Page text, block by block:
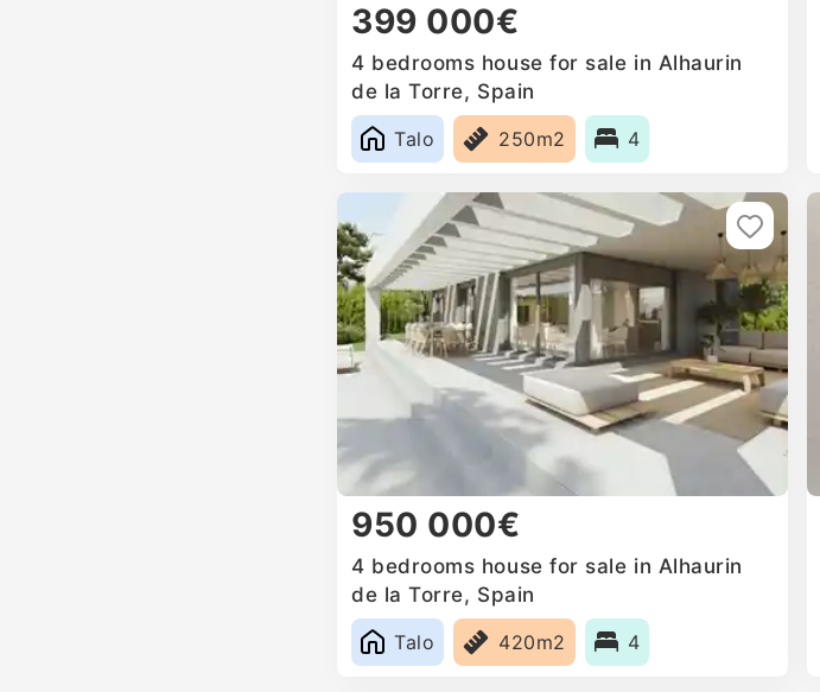
399 000€
4 bedrooms house for sale in Alhaurin
de la Torre, Spain
Talo
250m2 4
950 000€
4 bedrooms house for sale in Alhaurin
de la Torre, Spain
Talo
420m2 4